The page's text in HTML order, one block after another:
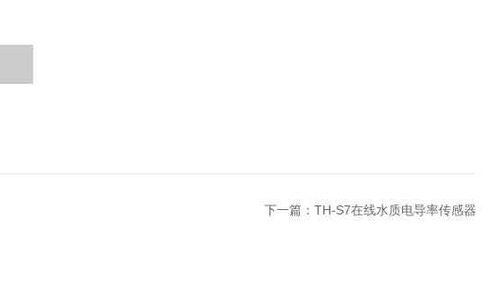
下一篇： TH-S7在线水质电导率传感器